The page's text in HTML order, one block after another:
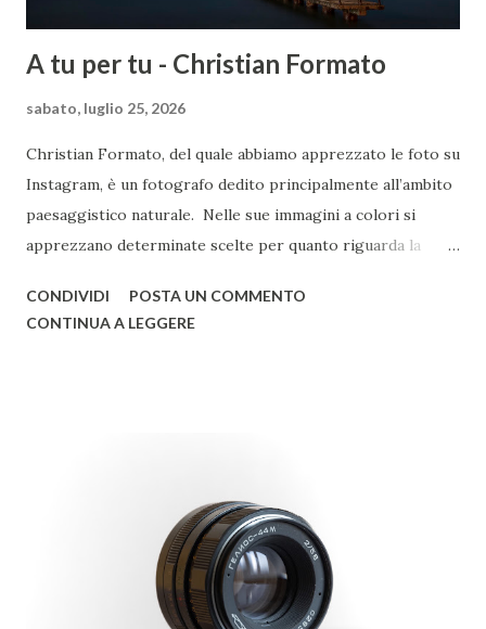
A tu per tu - Christian Formato
sabato, luglio 25, 2026
Christian Formato, del quale abbiamo apprezzato le foto su
Instagram, è un fotografo dedito principalmente all’ambito
paesaggistico naturale. Nelle sue immagini a colori si
apprezzano determinate scelte per quanto riguarda la
freddi. Non mancano scatti in cui il paesaggio si combina
foto dedicandomi, soprattutto, alle foto paesaggistiche.
Quali sono i tuoi fotografi di riferimento? Ce ne sono
molti! Per quanto riguarda la fotografia paesaggistica
vorrei citare Art Wolfe, Sebastião Salgado e Ansel Adams. ©
CONDIVIDI
POSTA UN COMMENTO
CONTINUA A LEGGERE